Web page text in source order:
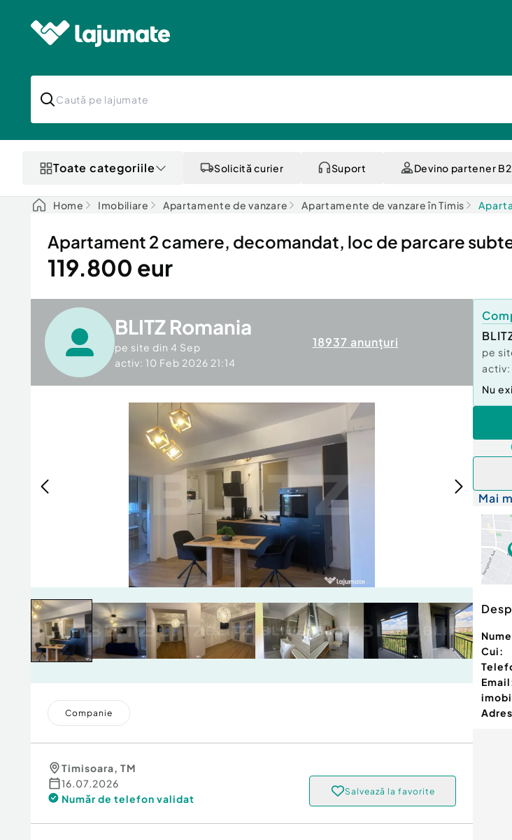
Toate categoriile Solicită curier Suport Devino partener
Home Imobiliare Apartamente de vanzare Apartamente de vanzare în Timis
Apartament 2 camere, decomandat, loc de parcare
119.800 eur
BLITZ Romania
pe site din 4 Sep
activ: 10 Feb 2026 21:14
18937 anunțuri
Companie
Timisoara, TM
16.07.2026
Număr de telefon validat
Salvează la favorite
pe
activ:
Nu
Mai
Cui: